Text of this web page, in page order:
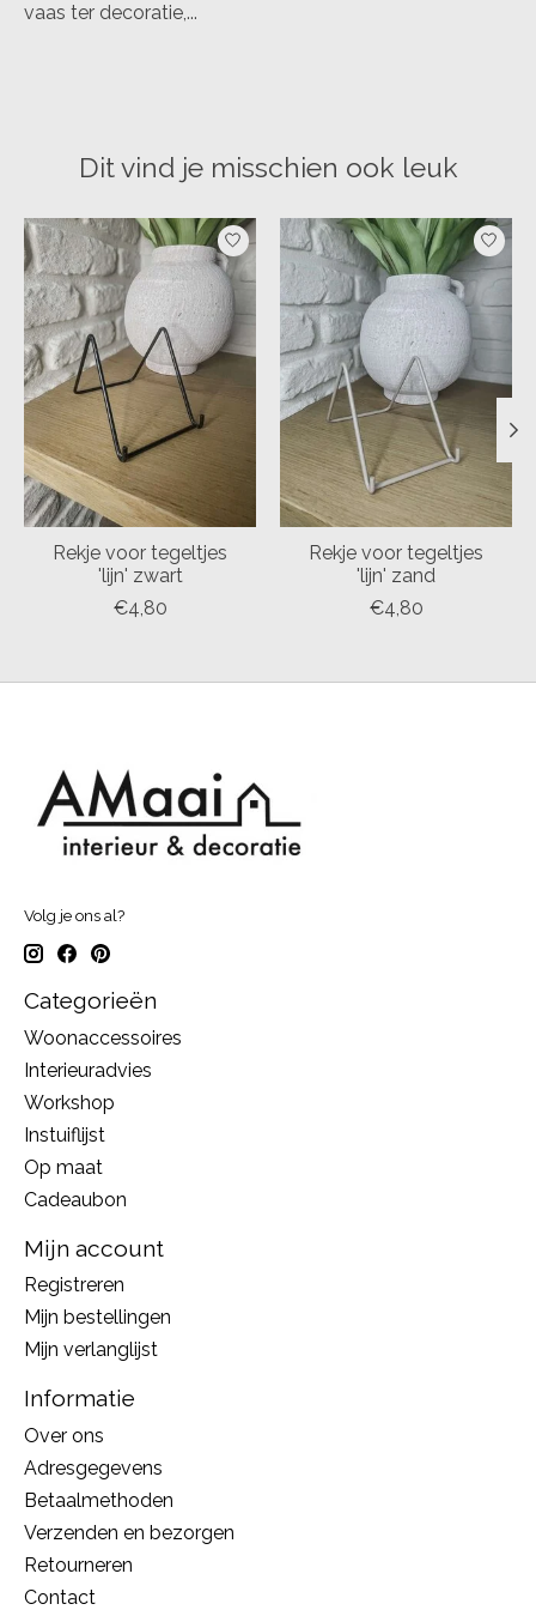
vaas ter decoratie,...
Dit vind je misschien ook leuk
Items van productcarrousel
Rekje voor tegeltjes
'lijn' zwart
€4,80
Rekje voor tegeltjes
'lijn' zand
€4,80
Volg je ons al?
Categorieën
Woonaccessoires
Interieuradvies
Workshop
Instuiflijst
Op maat
Cadeaubon
Mijn account
Registreren
Mijn bestellingen
Mijn verlanglijst
Informatie
Over ons
Adresgegevens
Betaalmethoden
Verzenden en bezorgen
Retourneren
Contact